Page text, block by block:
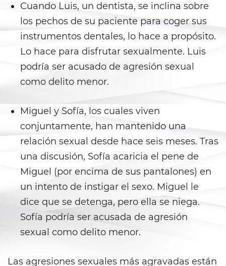
Robo 459 PC
Robo en Tiendas
Delincuencia Juvenil
Audiencias de Detención
Audiencias de Disposición
Audiencias de Transferencia
Delitos por los cuales un
menor puede ser juzgado
como adulto
Derechos de Los Padres en Los
Casos de Menores de Edad
Desviación Informal Juvenil
División de Justicia Juvenil
Cuando Luis, un dentista, se inclina sobre
los pechos de su paciente para coger sus
instrumentos dentales, lo hace a propósito.
Lo hace para disfrutar sexualmente. Luis
podría ser acusado de agresión sexual
como delito menor.
Miguel y Sofía, los cuales viven
conjuntamente, han mantenido una
relación sexual desde hace seis meses. Tras
una discusión, Sofía acaricia el pene de
Miguel (por encima de sus pantalones) en
un intento de instigar el sexo. Miguel le
dice que se detenga, pero ella se niega.
Sofía podría ser acusada de agresión
sexual como delito menor.
Las agresiones sexuales más agravadas están